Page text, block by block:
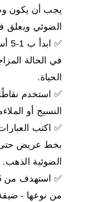
يجب أن يكون
الضوئي ويعلق
في الحالة
الحياة.
✅ استخدم
النسيج أو
✅ اكتب
بخط عريض حتى
الضوئية الذهب.
من نوعها -